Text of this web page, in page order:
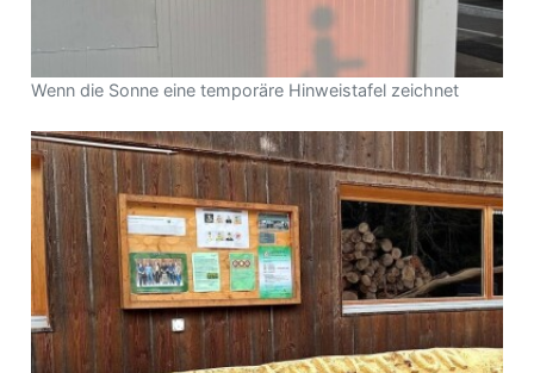
Wenn die Sonne eine temporäre Hinweistafel zeichnet